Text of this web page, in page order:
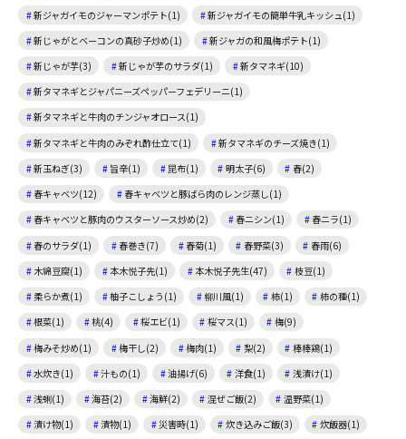
新ジャガイモのジャーマンポテト(1)
新ジャガイモの簡単牛乳キッシュ(1)
新じゃがとベーコンの真砂子炒め(1)
新ジャガの和風梅ポテト(1)
新じゃが芋(3)
新じゃが芋のサラダ(1)
新タマネギ(10)
新タマネギとジャパニーズペッパーフェデリーニ(1)
新タマネギと牛肉のチンジャオロース(1)
新タマネギと牛肉のみぞれ酢仕立て(1)
新タマネギのチーズ焼き(1)
新玉ねぎ(3)
旨辛(1) 昆布(1) 明太子(6)
春(2)
春キャベツ(12)
春キャベツと豚ばら肉のレンジ蒸し(1)
春キャベツと豚肉のウスターソース炒め(2)
春ニシン(1)
春ニラ(1)
春のサラダ(1)
春巻き(7) 春菊(1) 春野菜(3)
春雨(6)
木綿豆腐(1)
本木悦子先(1) 本木悦子先生(47)
枝豆(1)
柔らか煮(1)
柚子こしょう(1) 柳川風(1) 柿(1)
柿の種(1)
根菜(1)
桃(4) 桜エビ(1) 桜マス(1)
梅(9)
梅みそ炒め(1)
梅干し(2) 梅肉(1) 梨(2)
棒棒鶏(1)
水炊き(1)
汁もの(1) 油揚げ(6) 洋食(1)
浅漬け(1)
浅蜊(1)
海苔(2) 海鮮(2) 混ぜご飯(2)
温野菜(1)
漬け物(1)
漬物(1) 災害時(1) 炊き込みご飯(3) 炊飯器(1)